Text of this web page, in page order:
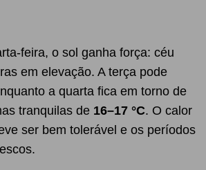
feira, o sol ganha força: céu
em elevação. A terça pode
a quarta fica em torno de
tranquilas de 16–17 °C. O calor
ser bem tolerável e os períodos